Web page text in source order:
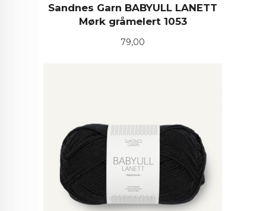
Sandnes Garn BABYULL LANETT
Mørk gråmelert 1053
Pris
79,00